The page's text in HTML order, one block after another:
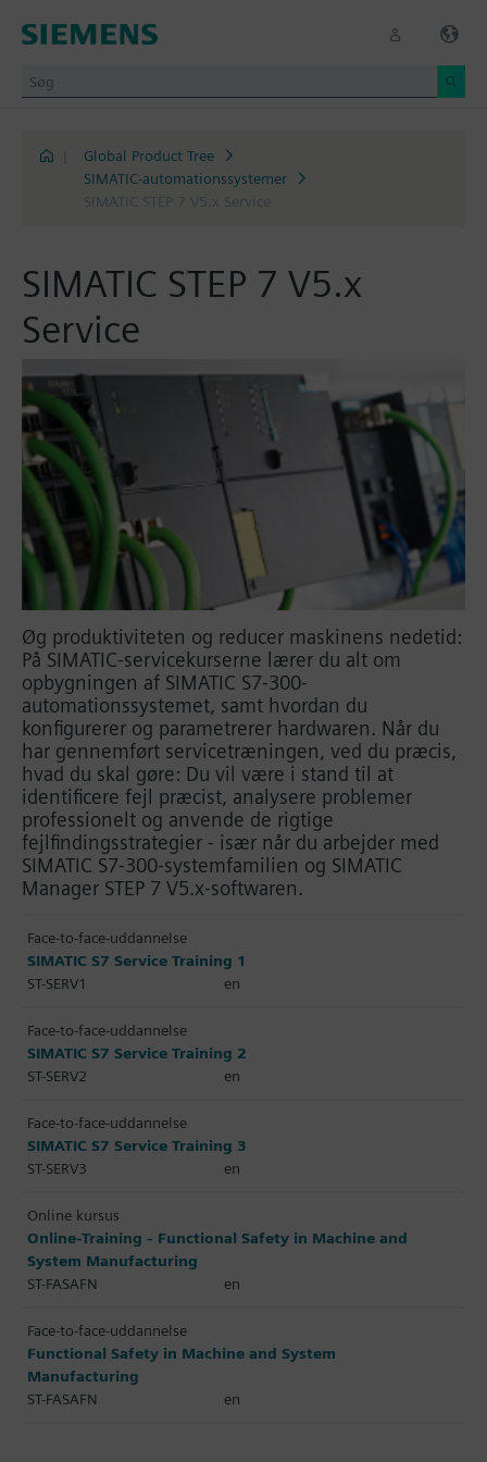
Global Product Tree
SIMATIC-automationssystemer
SIMATIC STEP 7 V5.x Service
SIMATIC STEP 7 V5.x
Service
Øg produktiviteten og reducer maskinens nedetid:
På SIMATIC-servicekurserne lærer du alt om
opbygningen af SIMATIC S7-300-
automationssystemet, samt hvordan du
konfigurerer og parametrerer hardwaren. Når du
har gennemført servicetræningen, ved du præcis,
hvad du skal gøre: Du vil være i stand til at
identificere fejl præcist, analysere problemer
professionelt og anvende de rigtige
fejlfindingsstrategier - især når du arbejder med
SIMATIC S7-300-systemfamilien og SIMATIC
Manager STEP 7 V5.x-softwaren.
Face-to-face-uddannelse
SIMATIC S7 Service Training 1
ST-SERV1
en
Face-to-face-uddannelse
SIMATIC S7 Service Training 2
ST-SERV2
en
Face-to-face-uddannelse
SIMATIC S7 Service Training 3
ST-SERV3
en
Online kursus
Online-Training - Functional Safety in Machine and
System Manufacturing
ST-FASAFN
en
Face-to-face-uddannelse
Functional Safety in Machine and System
Manufacturing
ST-FASAFN
en